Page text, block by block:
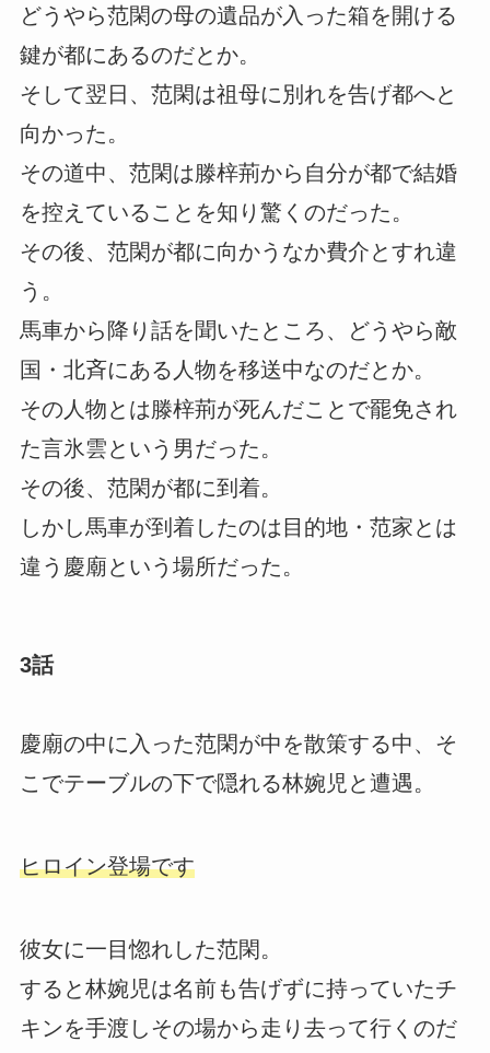
どうやら范閑の母の遺品が入った箱を開ける
鍵が都にあるのだとか。
そして翌日、范閑は祖母に別れを告げ都へと
向かった。
その道中、范閑は滕梓荊から自分が都で結婚
を控えていることを知り驚くのだった。
その後、范閑が都に向かうなか費介とすれ違
う。
馬車から降り話を聞いたところ、どうやら敵
国・北斉にある人物を移送中なのだとか。
その人物とは滕梓荊が死んだことで罷免され
た言氷雲という男だった。
その後、范閑が都に到着。
しかし馬車が到着したのは目的地・范家とは
違う慶廟という場所だった。
3話
慶廟の中に入った范閑が中を散策する中、そ
こでテーブルの下で隠れる林婉児と遭遇。
ヒロイン登場です
彼女に一目惚れした范閑。
すると林婉児は名前も告げずに持っていたチ
キンを手渡しその場から走り去って行くのだ